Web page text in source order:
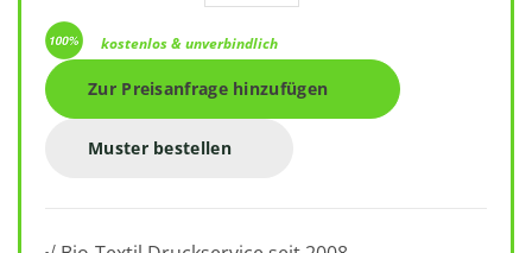
kostenlos & unverbindlich
Muster bestellen